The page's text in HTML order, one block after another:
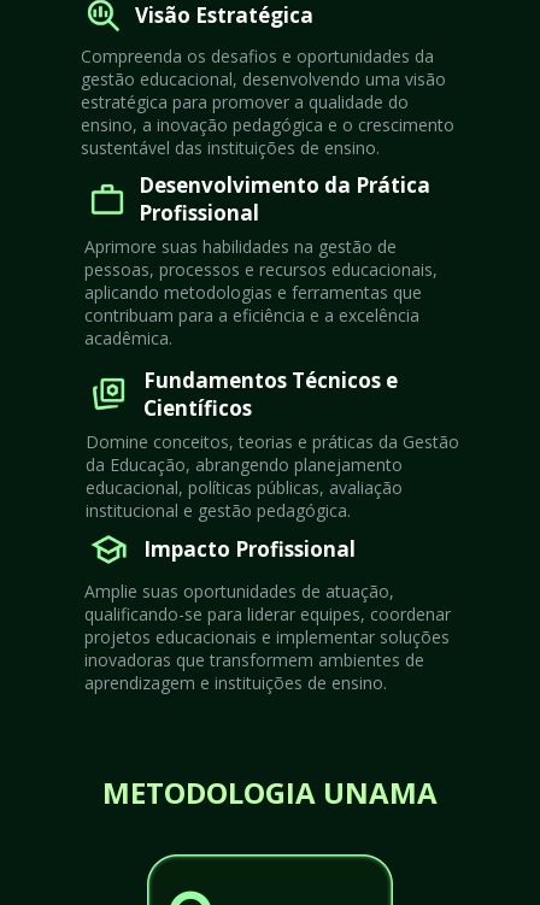
Visão Estratégica
Desenvolvimento da Prática
Profissional
Fundamentos Técnicos e
Científicos
Impacto Profissional
Compreenda os desafios e oportunidades da
gestão educacional, desenvolvendo uma visão
estratégica para promover a qualidade do
ensino, a inovação pedagógica e o crescimento
sustentável das instituições de ensino.
Amplie suas oportunidades de atuação,
qualificando-se para liderar equipes, coordenar
projetos educacionais e implementar soluções
inovadoras que transformem ambientes de
aprendizagem e instituições de ensino.
Aprimore suas habilidades na gestão de
pessoas, processos e recursos educacionais,
aplicando metodologias e ferramentas que
contribuam para a eficiência e a excelência
acadêmica.
Domine conceitos, teorias e práticas da Gestão
da Educação, abrangendo planejamento
educacional, políticas públicas, avaliação
institucional e gestão pedagógica.
METODOLOGIA UNAMA